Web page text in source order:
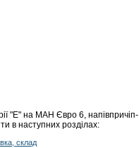
"Е" на МАН Євро 6, напівпричіп-
в наступних розділах:
склад